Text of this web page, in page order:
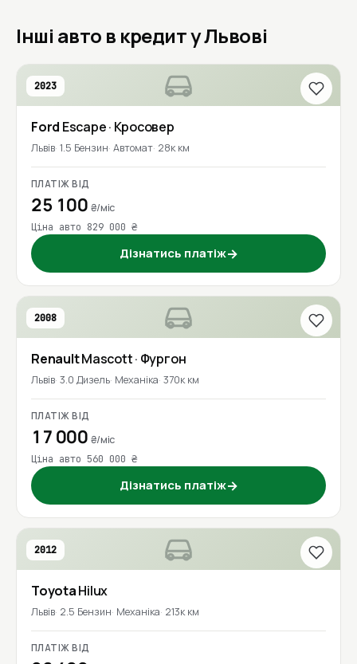
Інші авто в кредит у Львові
2023
Ford Escape· Кросовер
Львів 1.5 Бензин Автомат 28к км
ПЛАТІЖ ВІД
25 100 ₴/міс
Ціна авто 829 000 ₴
Дізнатись платіж→
2008
RenaultMascott· Фургон
Львів 3.0 Дизель Механіка 370к км
ПЛАТІЖ ВІД
17 000 ₴/міс
Ціна авто 560 000 ₴
Дізнатись платіж→
2012
ToyotaHilux
Львів 2.5 Бензин Механіка 213к км
ПЛАТІЖ ВІД